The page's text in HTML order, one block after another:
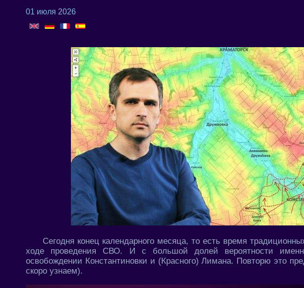
01 июля 2026
Сегодня конец календарного месяца, то есть время
ходе проведения СВО. И с большой долей вероятности
освобождении Константиновки и (Красного) Лимана. Повторю это
скоро узнаем).